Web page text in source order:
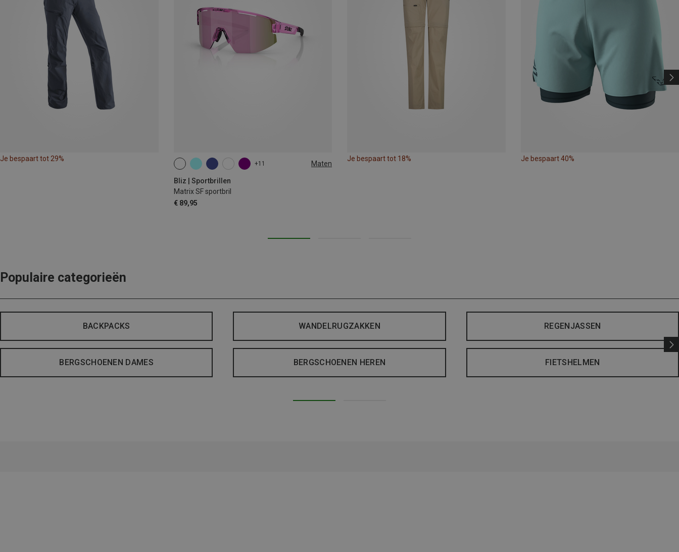
Je bespaart tot 29%
+11 Maten
Bliz | Sportbrillen
Matrix SF sportbril
€ 89,95
ONE SIZE
Je bespaart tot 18% Je bespaart 40%
Populaire categorieën
BACKPACKS WANDELRUGZAKKEN REGENJASSEN
BERGSCHOENEN DAMES BERGSCHOENEN HEREN FIETSHELMEN